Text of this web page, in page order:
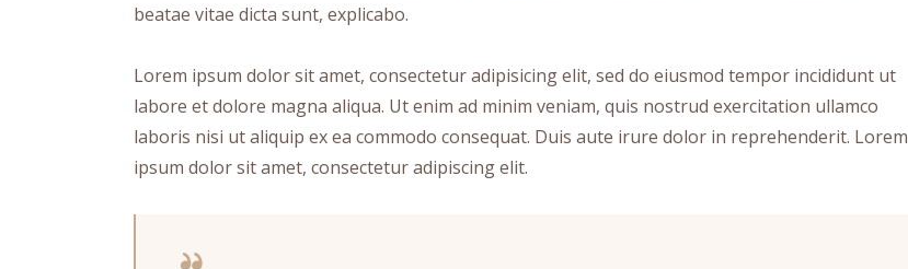
beatae vitae dicta sunt, explicabo.
Lorem ipsum dolor sit amet, consectetur adipisicing elit, sed do eiusmod tempor incididunt ut
labore et dolore magna aliqua. Ut enim ad minim veniam, quis nostrud exercitation ullamco
laboris nisi ut aliquip ex ea commodo consequat. Duis aute irure dolor in reprehenderit. Lorem
ipsum dolor sit amet, consectetur adipiscing elit.